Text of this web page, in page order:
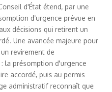
d'État étend, par une
d'urgence prévue en
décisions qui retirent un
Une avancée majeure pour
revirement de
la présomption d'urgence
accordé, puis au permis
administratif reconnaît que